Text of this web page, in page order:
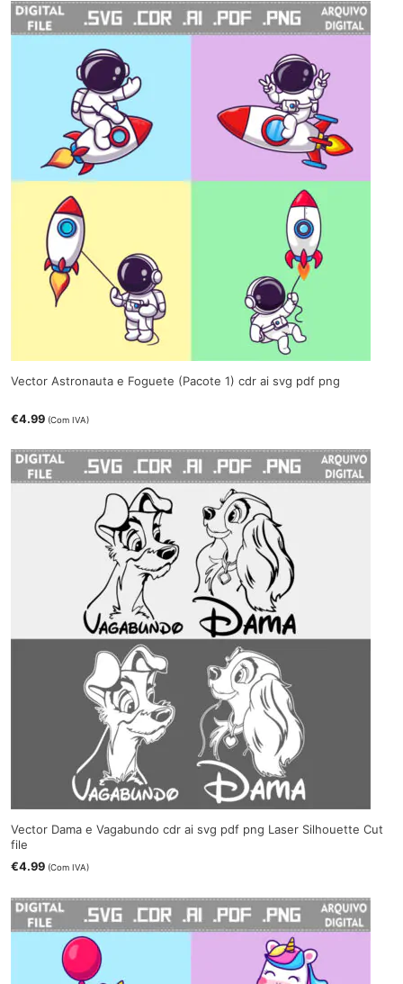
Vector Astronauta e Foguete (Pacote 1) cdr ai svg pdf png
€4.99 (Com IVA)
Vector Dama e Vagabundo cdr ai svg pdf png Laser Silhouette Cut
file
€4.99 (Com IVA)